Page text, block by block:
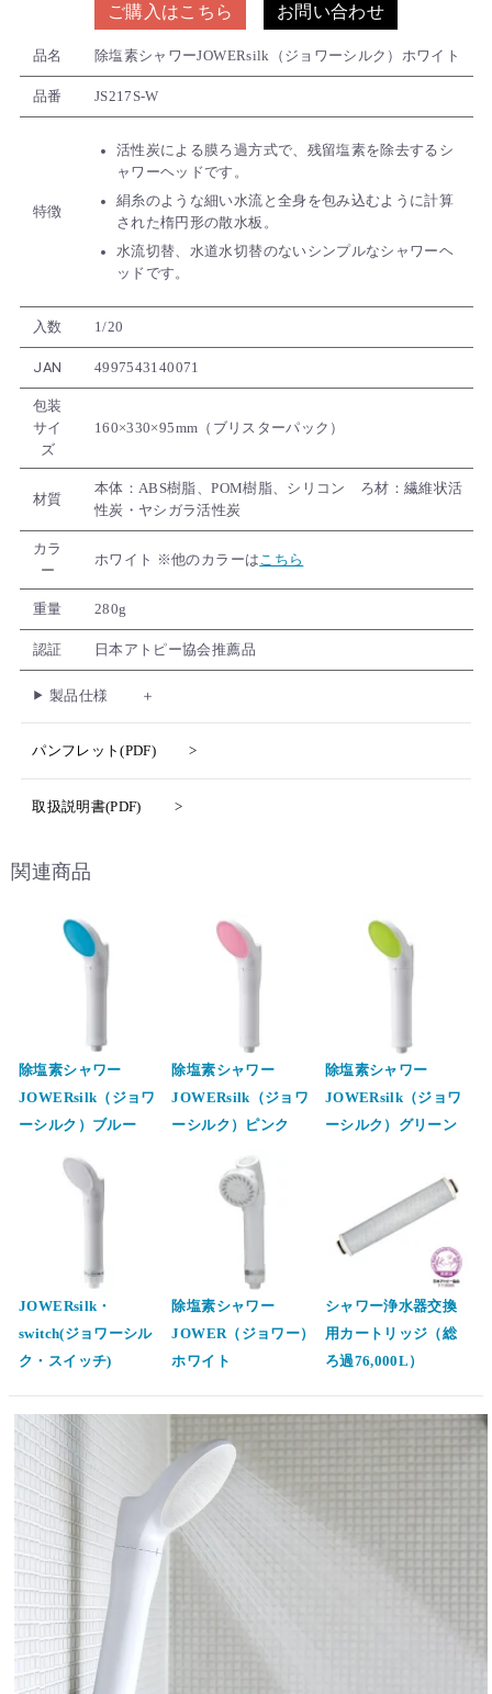
ご購入はこちら お問い合わせ
品名 除塩素シャワーJOWERsilk（ジョワーシルク）ホワイト
品番 JS217S-W
特徴
活性炭による膜ろ過方式で、残留塩素を除去するシ
ャワーヘッドです。
絹糸のような細い水流と全身を包み込むように計算
された楕円形の散水板。
水流切替、水道水切替のないシンプルなシャワーヘ
ッドです。
入数 1/20
JAN 4997543140071
包装
サイ
ズ
160×330×95mm（ブリスターパック）
材質
本体：ABS樹脂、POM樹脂、シリコン ろ材：繊維状活
性炭・ヤシガラ活性炭
カラ
ー
ホワイト ※他のカラーは こちら
重量 280g
認証 日本アトピー協会推薦品
製品仕様
パンフレット(PDF)
取扱説明書(PDF)
関連商品
除塩素シャワー
JOWERsilk（ジョワ
ーシルク）ブルー
除塩素シャワー
JOWERsilk（ジョワ
ーシルク）ピンク
除塩素シャワー
JOWERsilk（ジョワ
ーシルク）グリーン
JOWERsilk・
switch(ジョワーシル
ク・スイッチ)
除塩素シャワー
JOWER（ジョワー）
ホワイト
シャワー浄水器交換
用カートリッジ（総
ろ過76,000L）